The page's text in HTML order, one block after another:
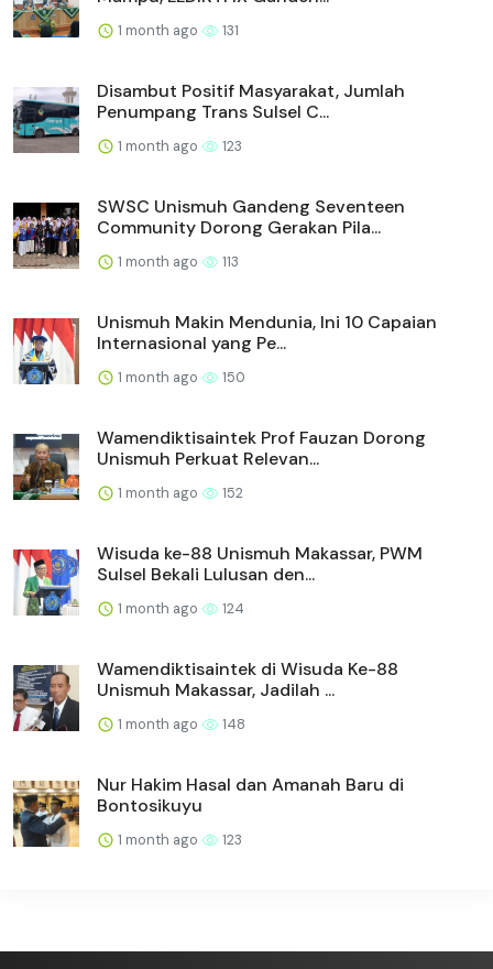
1 month ago 131
Disambut Positif Masyarakat, Jumlah
Penumpang Trans Sulsel C...
1 month ago 123
SWSC Unismuh Gandeng Seventeen
Community Dorong Gerakan Pila...
1 month ago 113
Unismuh Makin Mendunia, Ini 10 Capaian
Internasional yang Pe...
1 month ago 150
Wamendiktisaintek Prof Fauzan Dorong
Unismuh Perkuat Relevan...
1 month ago 152
Wisuda ke-88 Unismuh Makassar, PWM
Sulsel Bekali Lulusan den...
1 month ago 124
Wamendiktisaintek di Wisuda Ke-88
Unismuh Makassar, Jadilah ...
1 month ago 148
Nur Hakim Hasal dan Amanah Baru di
Bontosikuyu
1 month ago 123